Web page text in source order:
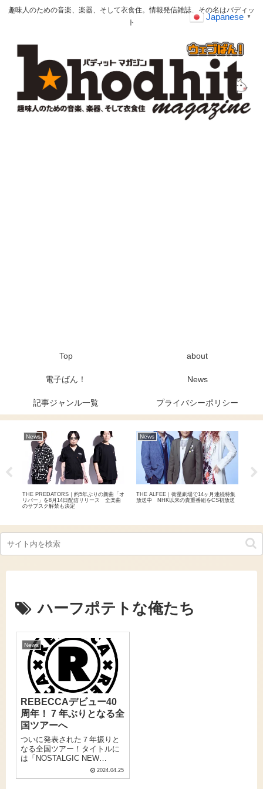
趣味人のための音楽、楽器、そして衣食住。情報発信雑誌、その名はバディッ
ト
Top about
電子ばん！ News
記事ジャンル一覧 プライバシーポリシー
News
THE PREDATORS｜約5年ぶりの新曲「オ
リバー」を8月14日配信リリース 全楽曲
のサブスク解禁も決定
News
THE ALFEE｜衛星劇場で14ヶ月連続特集
放送中 NHK以来の貴重番組をCS初放送
ハーフポテトな俺たち
News
REBECCAデビュー40
周年！ 7 年ぶりとなる全
国ツアーへ
ついに発表された７年振りと
なる全国ツアー！タイトルに
は「NOSTALGIC NEW
WORLD TOUR 2024」とあっ
て、おそらく80年代楽曲もた
2024.04.25
Japanese ▼